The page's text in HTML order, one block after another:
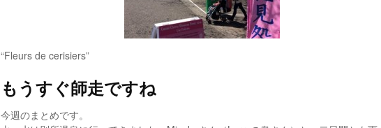
“Fleurs de cerisiers”
もうすぐ師走ですね
今週のまとめです。